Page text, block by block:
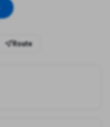
Route